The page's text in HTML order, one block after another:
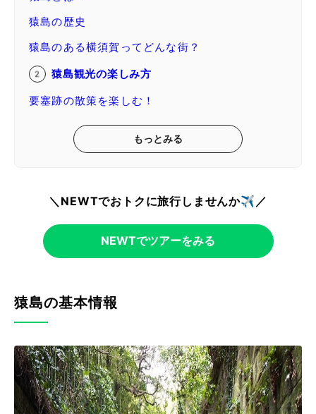
猿島の歴史
猿島のある横須賀ってどんな街？
猿島観光の楽しみ方
要塞跡の散策を楽しむ！
もっとみる
＼NEWTでおトクに旅行しませんか✈️／
NEWTでツアーをみる
猿島の基本情報